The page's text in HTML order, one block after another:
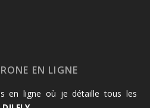
EN LIGNE
en ligne où je détaille tous les